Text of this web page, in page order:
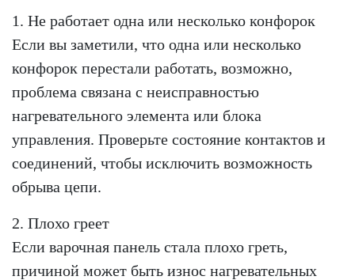
1. Не работает одна или несколько конфорок
Если вы заметили, что одна или несколько
конфорок перестали работать, возможно,
проблема связана с неисправностью
нагревательного элемента или блока
управления. Проверьте состояние контактов и
соединений, чтобы исключить возможность
обрыва цепи.
2. Плохо греет
Если варочная панель стала плохо греть,
причиной может быть износ нагревательных